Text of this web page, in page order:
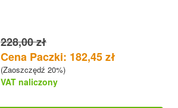
228,00 zł
Cena Paczki: 182,45 zł
(Zaoszczędź 20%)
VAT naliczony